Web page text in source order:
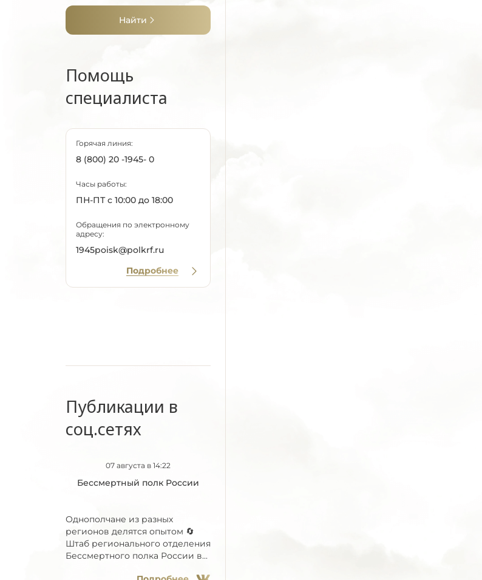
Найти
Помощь
специалиста
Горячая линия:
8 (800) 20 -1945- 0
Часы работы:
ПН-ПТ с 10:00 до 18:00
Обращения по электронному
адресу:
1945poisk@polkrf.ru
Подробнее
Публикации в
соц.сетях
07 августа в 14:22
Бессмертный полк России
Однополчане из разных
регионов делятся опытом 🔄
Штаб регионального отделения
Бессмертного полка России в...